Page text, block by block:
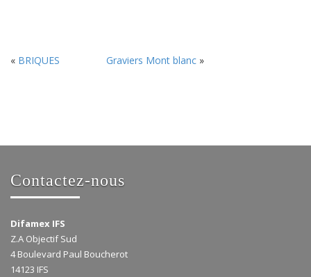
« BRIQUES Graviers Mont blanc»
Contactez-nous
Difamex IFS
Z.A Objectif Sud
4 Boulevard Paul Boucherot
14123 IFS